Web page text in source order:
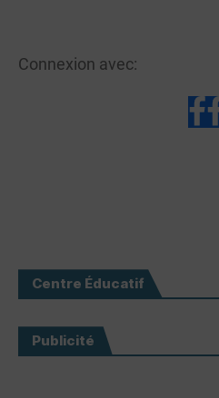
Connexion avec:
Centre Éducatif
Publicité